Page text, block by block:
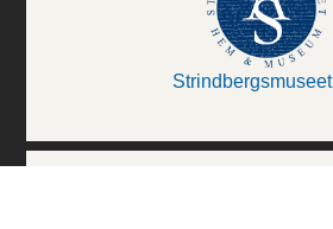
Strindbergsmuseet